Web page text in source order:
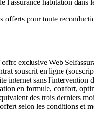
l'assurance habitation dans
offerts pour toute
exclusive Web
souscrit en ligne
internet sans l'intervention
en formule, confort,
des trois derniers
selon les conditions et